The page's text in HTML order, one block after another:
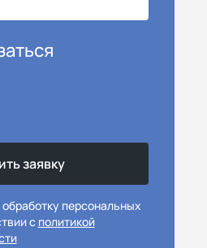
персональных
с политикой